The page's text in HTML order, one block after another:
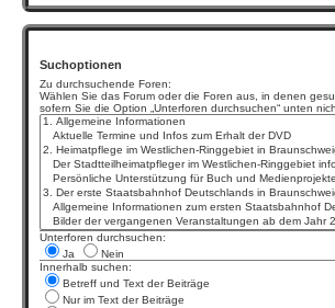
Suchoptionen
Zu durchsuchende Foren:
Wählen Sie das Forum oder die Foren aus, in denen
sofern Sie die Option „Unterforen durchsuchen“ unten
Unterforen durchsuchen:
Ja
Nein
Innerhalb suchen:
Betreff und Text der Beiträge
Nur im Text der Beiträge